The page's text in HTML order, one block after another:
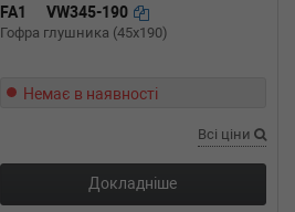
FA1 VW345-190
Гофра глушника (45x190)
Немає в наявності
Всі ціни
Докладніше